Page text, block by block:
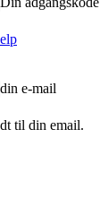
din e-mail
til din email.